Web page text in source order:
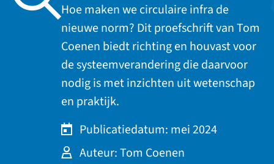
Hoe maken we circulaire infra de
nieuwe norm? Dit proefschrift van Tom
Coenen biedt richting en houvast voor
de systeemverandering die daarvoor
nodig is met inzichten uit wetenschap
en praktijk.
Publicatiedatum: mei 2024
Auteur: Tom Coenen